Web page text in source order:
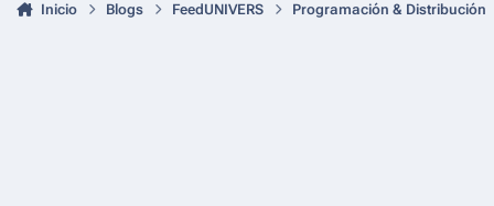
Inicio Blogs FeedUNIVERS Programación & Distribución